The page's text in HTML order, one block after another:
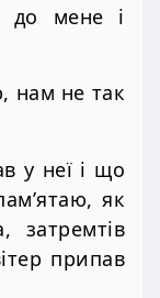
до мене і
нам не так
у неї і що
як
затремтів
припав